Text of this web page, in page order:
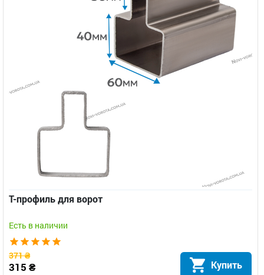
Т-профиль для ворот
Есть в наличии
371 ₴
315 ₴ Купить